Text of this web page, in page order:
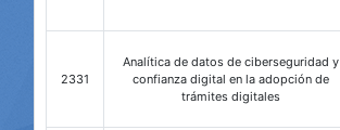
2331
Analítica de datos de ciberseguridad y
confianza digital en la adopción de
trámites digitales